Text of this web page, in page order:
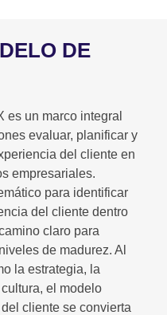
DE
es un marco integral
evaluar, planificar y
del cliente en
empresariales.
para identificar
del cliente dentro
claro para
de madurez. Al
la estrategia, la
el modelo
cliente se convierta